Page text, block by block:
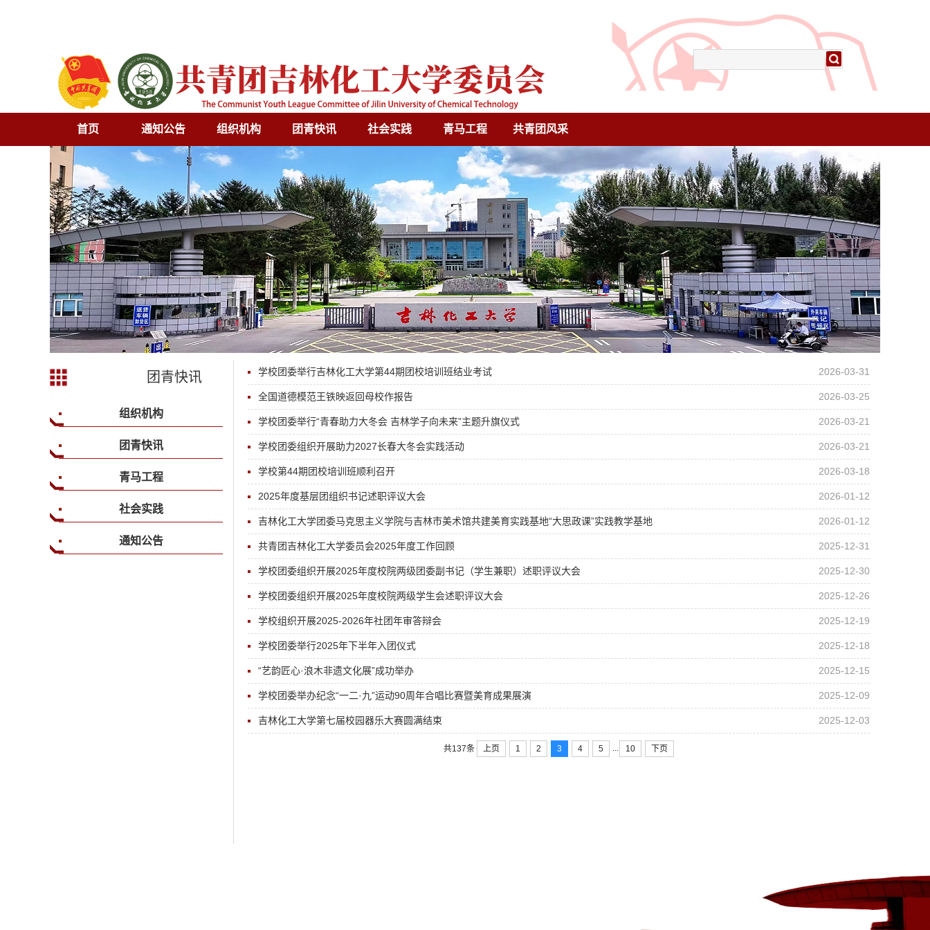
首页 通知公告 组织机构 团青快讯 社会实践 青马工程 共青团风采
团青快讯
组织机构
团青快讯
青马工程
社会实践
通知公告
2026-03-31
学校团委举行吉林化工大学第44期团校培训班结业考试
2026-03-25
全国道德模范王铁映返回母校作报告
2026-03-21
学校团委举行“青春助力大冬会 吉林学子向未来”主题升旗仪式
2026-03-21
学校团委组织开展助力2027长春大冬会实践活动
2026-03-18
学校第44期团校培训班顺利召开
2026-01-12
2025年度基层团组织书记述职评议大会
2026-01-12
吉林化工大学团委马克思主义学院与吉林市美术馆共建美育实践基地“大思政课”实践教学基地
2025-12-31
共青团吉林化工大学委员会2025年度工作回顾
2025-12-30
学校团委组织开展2025年度校院两级团委副书记（学生兼职）述职评议大会
2025-12-26
学校团委组织开展2025年度校院两级学生会述职评议大会
2025-12-19
学校组织开展2025-2026年社团年审答辩会
2025-12-18
学校团委举行2025年下半年入团仪式
2025-12-15
“艺韵匠心·浪木非遗文化展”成功举办
2025-12-09
学校团委举办纪念“一二·九”运动90周年合唱比赛暨美育成果展演
2025-12-03
吉林化工大学第七届校园器乐大赛圆满结束
共137条 上页 1 2 3 4 5 ... 10 下页